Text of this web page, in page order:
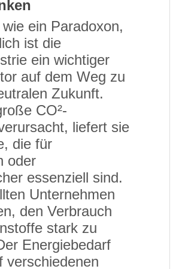
ein Paradoxon,
ist die
ein wichtiger
auf dem Weg zu
Zukunft.
CO²-
liefert sie
die für
oder
essenziell sind.
Unternehmen
den Verbrauch
stark zu
Energiebedarf
verschiedenen